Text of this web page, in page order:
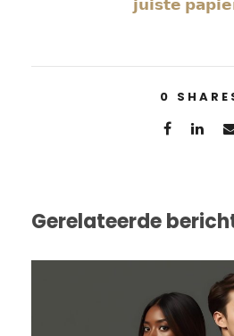
𝗷𝘂𝗶𝘀𝘁𝗲
0
Gerelateerde